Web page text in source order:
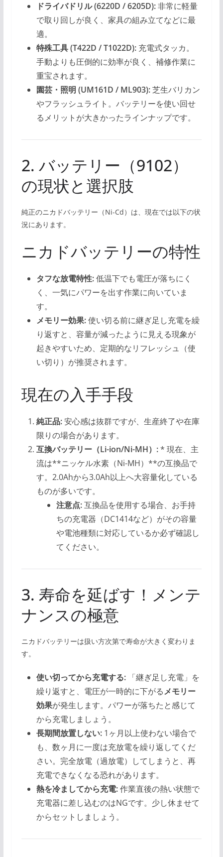
ドライバドリル (6220D / 6205D):非常に軽量
で取り回しが良く、家具の組み立てなどに最
適。
特殊工具 (T422D / T1022D):充電式タッカ。
手動よりも圧倒的に効率が良く、補修作業に
重宝されます。
園芸・照明 (UM161D / ML903):芝生バリカン
やフラッシュライト。バッテリーを使い回せ
るメリットが大きかったラインナップです。
2. バッテリー（9102）
の現状と選択肢
純正のニカドバッテリー（Ni-Cd）は、現在では以下の状
況にあります。
ニカドバッテリーの特性
タフな放電特性:低温下でも電圧が落ちにく
く、一気にパワーを出す作業に向いていま
す。
メモリー効果:使い切る前に継ぎ足し充電を繰
り返すと、容量が減ったように見える現象が
起きやすいため、定期的なリフレッシュ（使
い切り）が推奨されます。
現在の入手手段
純正品:安心感は抜群ですが、生産終了や在庫
限りの場合があります。
互換バッテリー（Li-ion/Ni-MH）:* 現在、主
流は**ニッケル水素（Ni-MH）**の互換品で
す。2.0Ahから3.0Ah以上へ大容量化している
ものが多いです。
注意点:互換品を使用する場合、お手持
ちの充電器（DC1414など）がその容量
や電池種類に対応しているか必ず確認し
てください。
3. 寿命を延ばす！メンテ
ナンスの極意
ニカドバッテリーは扱い方次第で寿命が大きく変わりま
す。
使い切ってから充電する:「継ぎ足し充電」を
繰り返すと、電圧が一時的に下がるメモリー
効果が発生します。パワーが落ちたと感じて
から充電しましょう。
長期間放置しない:1ヶ月以上使わない場合で
も、数ヶ月に一度は充放電を繰り返してくだ
さい。完全放電（過放電）してしまうと、再
充電できなくなる恐れがあります。
熱を冷ましてから充電:作業直後の熱い状態で
充電器に差し込むのはNGです。少し休ませて
からセットしましょう。